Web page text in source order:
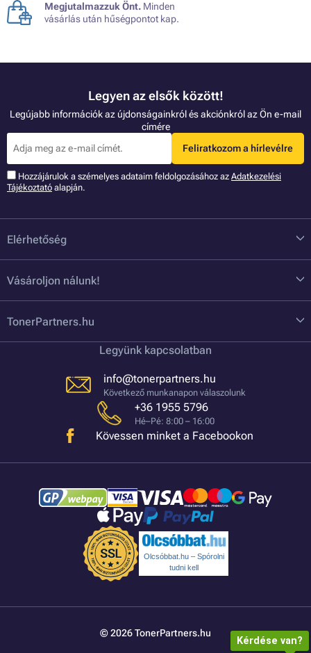
Megjutalmazzuk Önt. Minden
vásárlás után hűségpontot kap.
Legyen az elsők között!
Legújabb információk az újdonságainkról és akciónkról az Ön e-mail
címére
Feliratkozom a hírlevélre
Hozzájárulok a szémelyes adataim feldolgozásához az Adatkezelési
Tájékoztató alapján.
Elérhetőség
Vásároljon nálunk!
TonerPartners.hu
Legyünk kapcsolatban
info@tonerpartners.hu
Következő munkanapon válaszolunk
+36 1955 5796
Hé–Pé: 8:00 – 16:00
Kövessen minket a Facebookon
Olcsóbbat.hu – Spórolni
tudni kell
© 2026 TonerPartners.hu
Kérdése van?